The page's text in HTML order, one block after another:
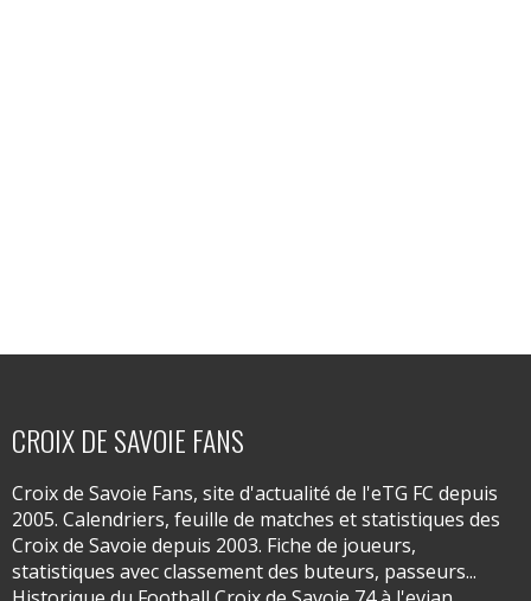
CROIX DE SAVOIE FANS
Croix de Savoie Fans, site d'actualité de l'eTG FC depuis
2005. Calendriers, feuille de matches et statistiques des
Croix de Savoie depuis 2003. Fiche de joueurs,
statistiques avec classement des buteurs, passeurs...